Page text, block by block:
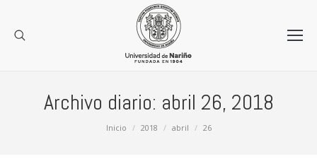
Archivo diario: abril 26, 2018
Inicio 2018 abril 26